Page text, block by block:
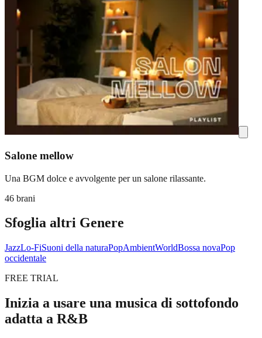
Salone mellow
Una BGM dolce e avvolgente per un salone rilassante.
46 brani
Sfoglia altri Genere
JazzLo-FiSuoni della naturaPopAmbientWorldBossa novaPop
occidentale
FREE TRIAL
Inizia a usare una musica di sottofondo
adatta a R&B